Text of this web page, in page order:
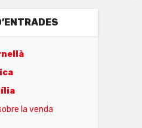
la venda